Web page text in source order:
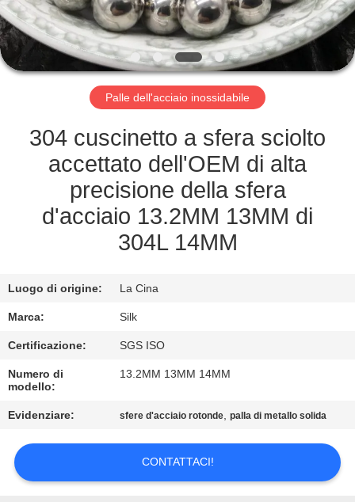
CONTROLLO
DI
QUALITÀ
CONTATTICI
NOTIZIE
CASI
UNA
CITAZIONE
DEL
SITO
PRIVACY
POLICY
Palle dell'acciaio inossidabile
304 cuscinetto a sfera sciolto
accettato dell'OEM di alta
precisione della sfera
d'acciaio 13.2MM 13MM di
304L 14MM
Luogo di origine: La Cina
Marca: Silk
Certificazione: SGS ISO
Numero di
modello:
13.2MM 13MM 14MM
Evidenziare: sfere d'acciaio rotonde,palla di metallo solida
CONTATTACI!